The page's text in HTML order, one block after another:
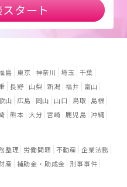
タート
島 東京 神奈川 埼玉
千葉
長野 山梨 新潟 福井
富山
山 広島 岡山 山口 鳥取
島根
熊本 大分 宮崎 鹿児島 沖縄
整理 労働問題 不動産 企業法務
産 補助金・助成金 刑事事件